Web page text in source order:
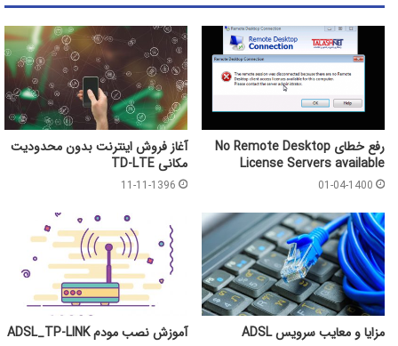
رفع خطای No Remote Desktop
License Servers available
01-04-1400
آغاز فروش اینترنت بدون محدودیت
مکانی TD-LTE
11-11-1396
مزایا و معایب سرویس ADSL آموزش نصب مودم ADSL_TP-LINK